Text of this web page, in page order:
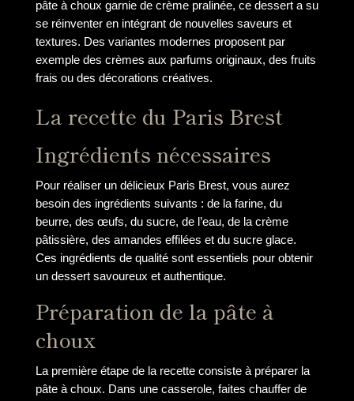
pâte à choux garnie de crème pralinée, ce dessert a su
se réinventer en intégrant de nouvelles saveurs et
textures. Des variantes modernes proposent par
exemple des crèmes aux parfums originaux, des fruits
frais ou des décorations créatives.
La recette du Paris Brest
Ingrédients nécessaires
Pour réaliser un délicieux Paris Brest, vous aurez
besoin des ingrédients suivants : de la farine, du
beurre, des œufs, du sucre, de l’eau, de la crème
pâtissière, des amandes effilées et du sucre glace.
Ces ingrédients de qualité sont essentiels pour obtenir
un dessert savoureux et authentique.
Préparation de la pâte à
choux
La première étape de la recette consiste à préparer la
pâte à choux. Dans une casserole, faites chauffer de